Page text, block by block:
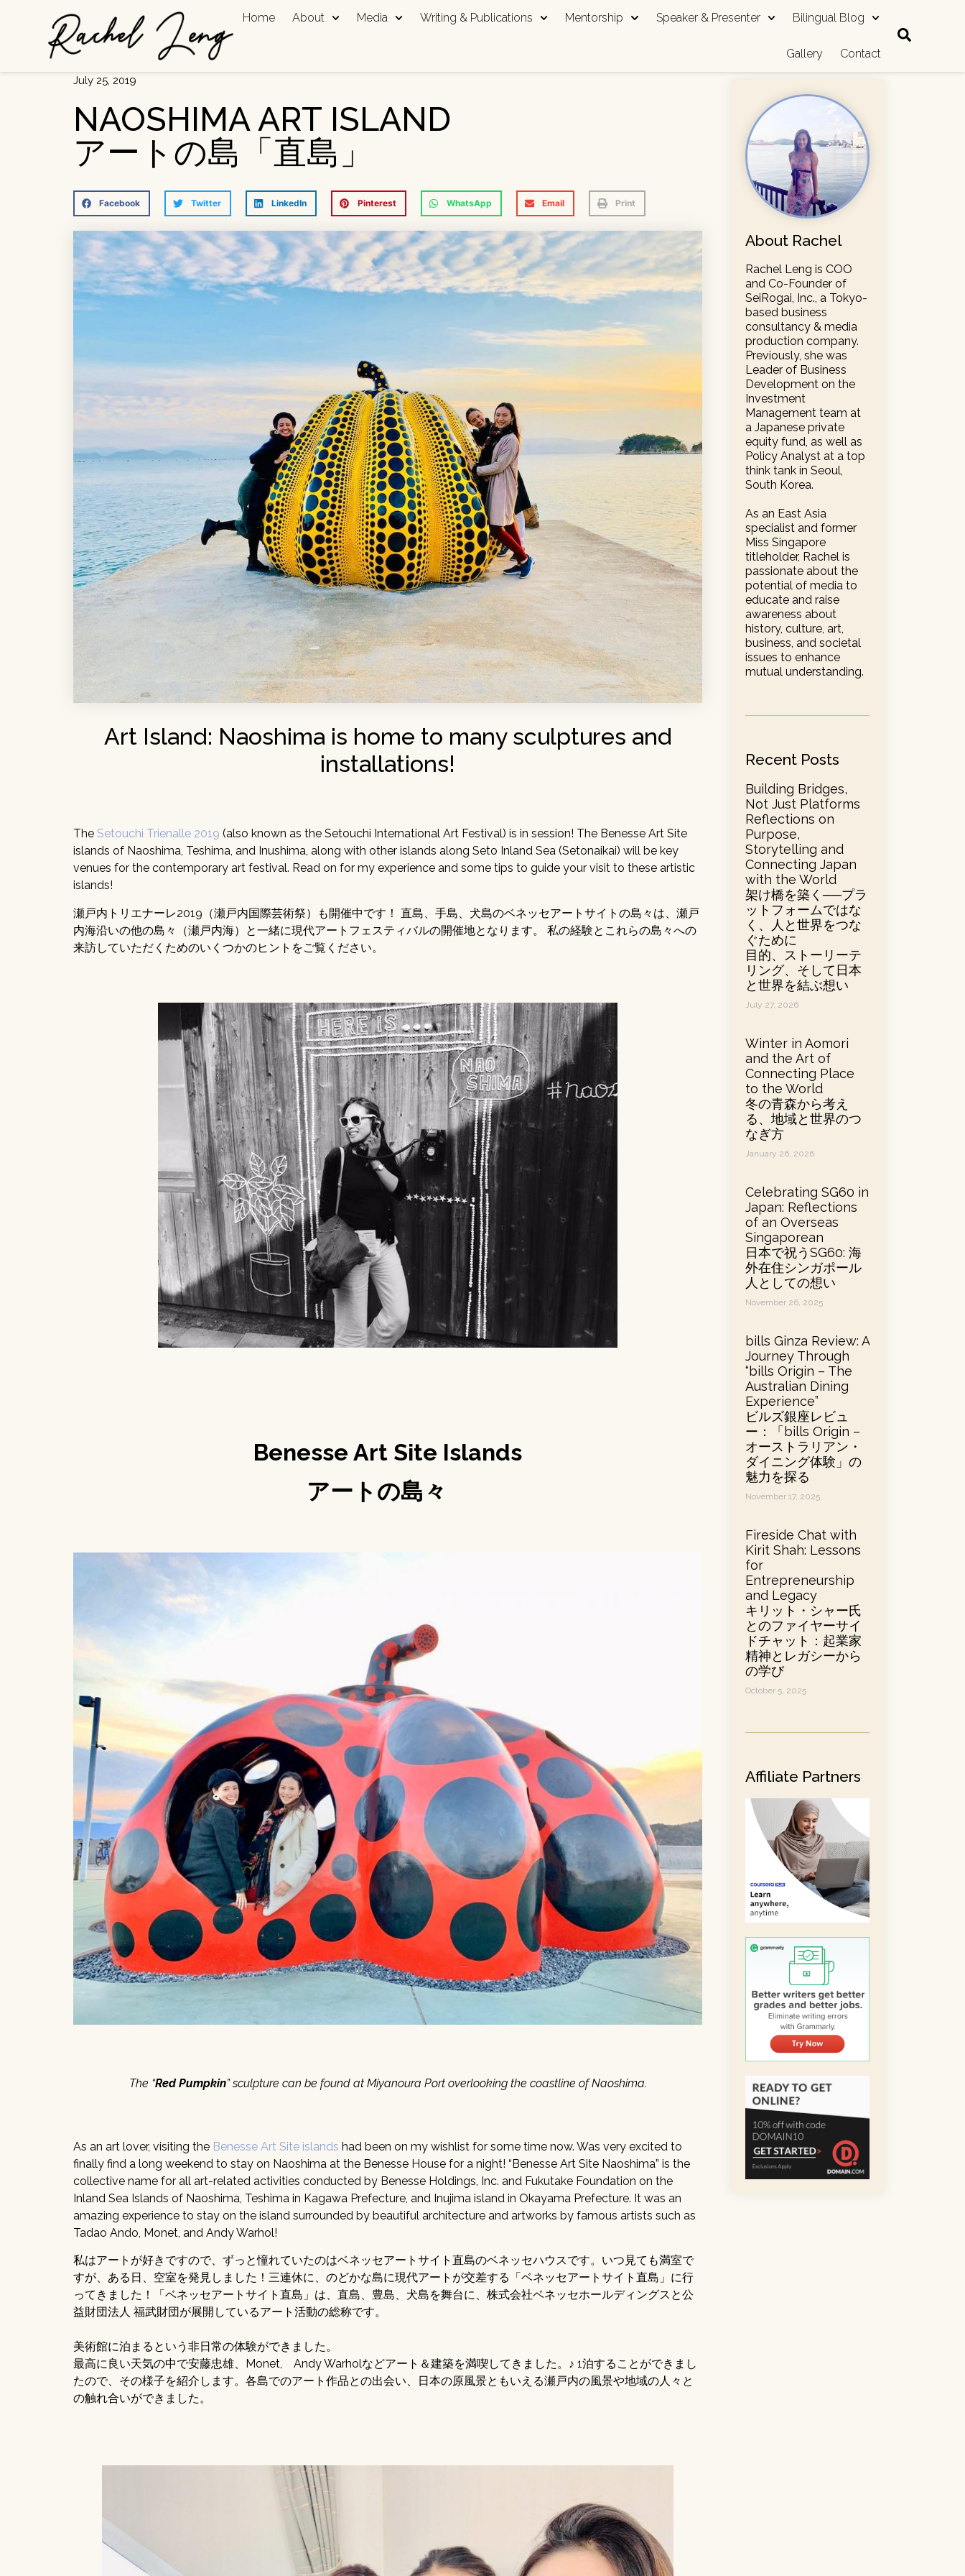
Home About Media Writing & Publications Mentorship Speaker & Presenter Bilingual Blog
Gallery Contact
July 25, 2019
NAOSHIMA ART ISLAND
アートの島「直島」
Facebook Twitter LinkedIn Pinterest WhatsApp Email Print
Art Island: Naoshima is home to many sculptures and
installations!
The Setouchi Trienalle 2019 (also known as the Setouchi International Art Festival) is in session! The Benesse Art Site
islands of Naoshima, Teshima, and Inushima, along with other islands along Seto Inland Sea (Setonaikai) will be key
venues for the contemporary art festival. Read on for my experience and some tips to guide your visit to these artistic
islands!
瀬戸内トリエナーレ2019（瀬戸内国際芸術祭）も開催中です！ 直島、手島、犬島のベネッセアートサイトの島々は、瀬戸
内海沿いの他の島々（瀬戸内海）と一緒に現代アートフェスティバルの開催地となります。 私の経験とこれらの島々への
来訪していただくためのいくつかのヒントをご覧ください。
Benesse Art Site Islands
アートの島々
The “Red Pumpkin” sculpture can be found at Miyanoura Port overlooking the coastline of Naoshima.
As an art lover, visiting the Benesse Art Site islands had been on my wishlist for some time now. Was very excited to
finally find a long weekend to stay on Naoshima at the Benesse House for a night! “Benesse Art Site Naoshima” is the
collective name for all art-related activities conducted by Benesse Holdings, Inc. and Fukutake Foundation on the
Inland Sea Islands of Naoshima, Teshima in Kagawa Prefecture, and Inujima island in Okayama Prefecture. It was an
amazing experience to stay on the island surrounded by beautiful architecture and artworks by famous artists such as
Tadao Ando, Monet, and Andy Warhol!
私はアートが好きですので、ずっと憧れていたのはベネッセアートサイト直島のベネッセハウスです。いつ見ても満室で
すが、ある日、空室を発見しました！三連休に、のどかな島に現代アートが交差する「ベネッセアートサイト直島」に行
ってきました！「ベネッセアートサイト直島」は、直島、豊島、犬島を舞台に、株式会社ベネッセホールディングスと公
益財団法人 福武財団が展開しているアート活動の総称です。
美術館に泊まるという非日常の体験ができました。
最高に良い天気の中で安藤忠雄、Monet, Andy Warholなどアート＆建築を満喫してきました。♪ 1泊することができまし
たので、その様子を紹介します。各島でのアート作品との出会い、日本の原風景ともいえる瀬戸内の風景や地域の人々と
の触れ合いができました。
About Rachel
Rachel Leng is COO
and Co-Founder of
SeiRogai, Inc., a Tokyo-
based business
consultancy & media
production company.
Previously, she was
Leader of Business
Development on the
Investment
Management team at
a Japanese private
equity fund, as well as
Policy Analyst at a top
think tank in Seoul,
South Korea.
As an East Asia
specialist and former
Miss Singapore
titleholder, Rachel is
passionate about the
potential of media to
educate and raise
awareness about
history, culture, art,
business, and societal
issues to enhance
mutual understanding.
Recent Posts
Building Bridges,
Not Just Platforms
Reflections on
Purpose,
Storytelling and
Connecting Japan
with the World
架け橋を築く──プラ
ットフォームではな
く、人と世界をつな
ぐために
目的、ストーリーテ
リング、そして日本
と世界を結ぶ想い
July 27, 2026
Winter in Aomori
and the Art of
Connecting Place
to the World
冬の青森から考え
る、地域と世界のつ
なぎ方
January 26, 2026
Celebrating SG60 in
Japan: Reflections
of an Overseas
Singaporean
日本で祝うSG60: 海
外在住シンガポール
人としての想い
November 26, 2025
bills Ginza Review: A
Journey Through
“bills Origin – The
Australian Dining
Experience”
ビルズ銀座レビュ
ー：「bills Origin –
オーストラリアン・
ダイニング体験」の
魅力を探る
November 17, 2025
Fireside Chat with
Kirit Shah: Lessons
for
Entrepreneurship
and Legacy
キリット・シャー氏
とのファイヤーサイ
ドチャット：起業家
精神とレガシーから
の学び
October 5, 2025
Affiliate Partners